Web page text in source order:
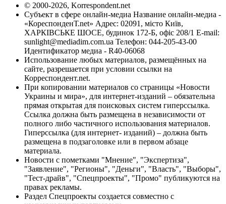
© 2000-2026, Korrespondent.net
Субъект в сфере онлайн-медиа Название онлайн-медиа -
«КореспонденТ.net» Адрес: 02091, місто Київ,
ХАРКІВСЬКЕ ШОСЕ, будинок 172-Б, офіс 208/1 E-mail:
sunlight@mediadim.com.ua Телефон: 044-205-43-00
Идентификатор медиа - R40-06068
Использование любых материалов, размещённых на
сайте, разрешается при условии ссылки на
Корреспондент.net.
При копировании материалов со страницы «Новости
Украины и мира», для интернет-изданий – обязательна
прямая открытая для поисковых систем гиперссылка.
Ссылка должна быть размещена в независимости от
полного либо частичного использования материалов.
Гиперссылка (для интернет- изданий) – должна быть
размещена в подзаголовке или в первом абзаце
материала.
Новости с пометками "Мнение", "Экспертиза",
"Заявление", "Регионы", "Деньги", "Власть", "Выборы",
"Тест-драйв", "Спецпроекты", "Промо" публикуются на
правах рекламы.
Раздел Спецпроекты создается совместно с